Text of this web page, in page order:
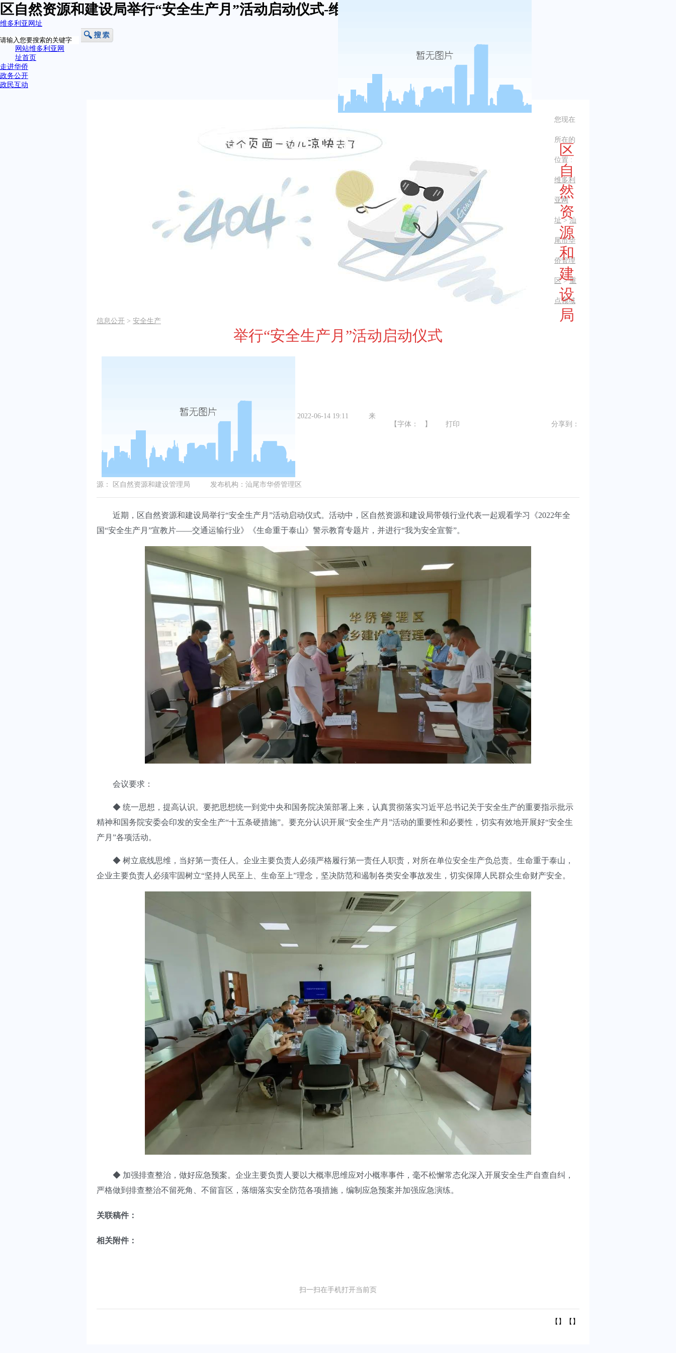
区自然资源和建设局举行“安全生产月”活动启动仪式-维多利亚网址
维多利亚网址
网站维多利亚网
址首页
走进华侨
政务公开
政民互动
您现在
所在的
位置 :
维多利
亚网
址> 汕
尾市华
侨管理
区>重
点领域
信息公开 > 安全生产
区
自
然
资
源
和
建
设
局
举行“安全生产月”活动启动仪式
2022-06-14 19:11 来
源： 区自然资源和建设管理局 发布机构： 汕尾市华侨管理区
【字体： 】 打印 分享到：
近期，区自然资源和建设局举行“安全生产月”活动启动仪式。活动中，区自然资源和建设局带领行业代表一起观看学习《2022年全
国“安全生产月”宣教片——交通运输行业》《生命重于泰山》警示教育专题片，并进行“我为安全宣誓”。
会议要求：
◆ 统一思想，提高认识。要把思想统一到党中央和国务院决策部署上来，认真贯彻落实习近平总书记关于安全生产的重要指示批示
精神和国务院安委会印发的安全生产“十五条硬措施”。要充分认识开展“安全生产月”活动的重要性和必要性，切实有效地开展好“安全生
产月”各项活动。
◆ 树立底线思维，当好第一责任人。企业主要负责人必须严格履行第一责任人职责，对所在单位安全生产负总责。生命重于泰山，
企业主要负责人必须牢固树立“坚持人民至上、生命至上”理念，坚决防范和遏制各类安全事故发生，切实保障人民群众生命财产安全。
◆ 加强排查整治，做好应急预案。企业主要负责人要以大概率思维应对小概率事件，毫不松懈常态化深入开展安全生产自查自纠，
严格做到排查整治不留死角、不留盲区，落细落实安全防范各项措施，编制应急预案并加强应急演练。
关联稿件：
相关附件：
扫一扫在手机打开当前页
【】【】